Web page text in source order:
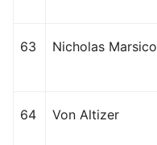
63 Nicholas Marsico
64 Von Altizer